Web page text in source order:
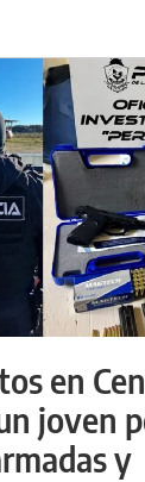
en
joven
y